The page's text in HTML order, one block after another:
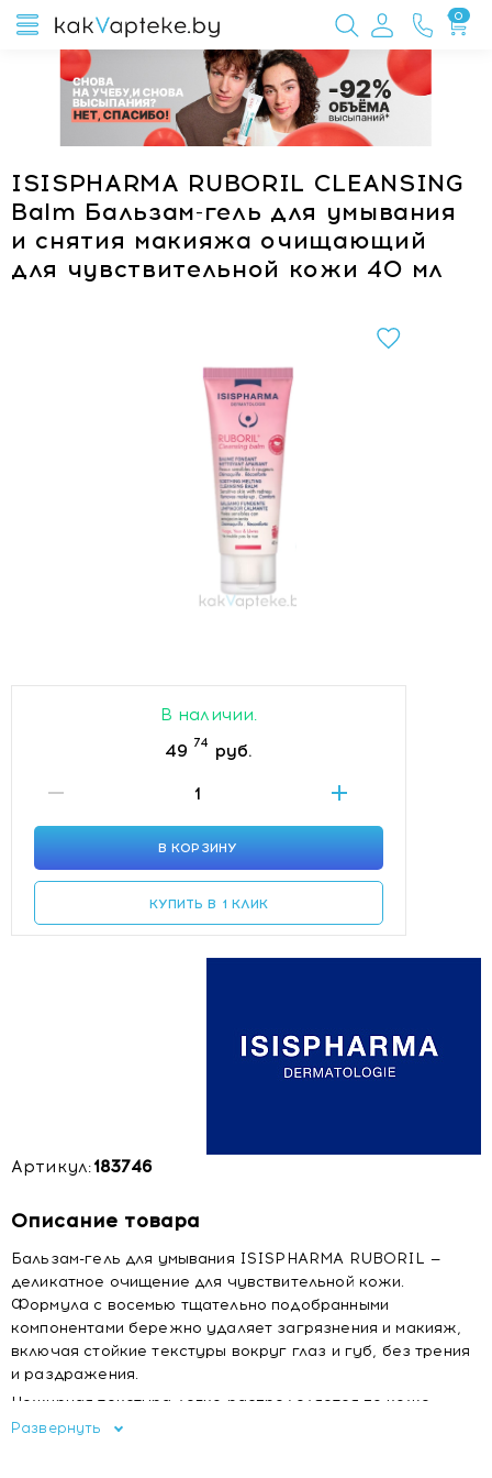
0
ISISPHARMA RUBORIL CLEANSING
Balm Бальзам-гель для умывания
и снятия макияжа очищающий
для чувствительной кожи 40 мл
В наличии.
49 74 руб.
В КОРЗИНУ
КУПИТЬ В 1 КЛИК
Артикул:183746
Описание товара
Бальзам-гель для умывания ISISPHARMA RUBORIL —
деликатное очищение для чувствительной кожи.
Формула с восемью тщательно подобранными
компонентами бережно удаляет загрязнения и макияж,
включая стойкие текстуры вокруг глаз и губ, без трения
и раздражения.
Нежирная текстура легко распределяется по коже,
превращается в мягкое молочко при контакте с водой и
Развернуть